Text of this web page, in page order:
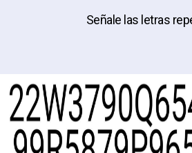
Señale las letras